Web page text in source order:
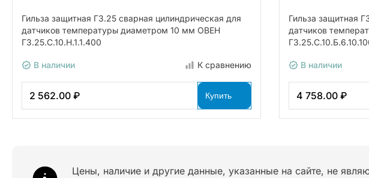
Гильза защитная ГЗ.25 сварная цилиндрическая для
датчиков температуры диаметром 10 мм ОВЕН
ГЗ.25.С.10.Н.1.1.400
В наличии К сравнению
2 562.00 ₽ Купить
Гильза защитная
датчиков
В наличии
4 758.00 ₽
Цены, наличие и другие данные, указанные на сайте, не